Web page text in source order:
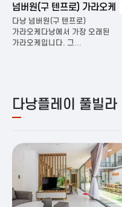
넘버원(구 텐프로) 가라오케
다낭 넘버원(구 텐프로)
가라오케다낭에서 가장 오래된
가라오케입니다. 그…
다낭플레이 풀빌라